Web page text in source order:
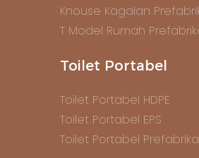
Knouse Kagalan
T Model Rumah
Toilet Portabel
Toilet Portabel HDPE
Toilet Portabel EPS
Toilet Portabel